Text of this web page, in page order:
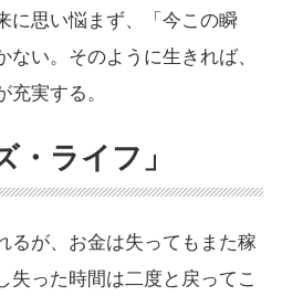
に思い悩まず、「今この瞬
ない。そのように生きれば、
実する。
・ライフ」
るが、お金は失ってもまた稼
失った時間は二度と戻ってこ